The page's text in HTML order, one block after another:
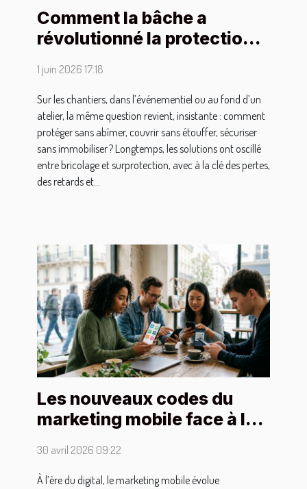
Comment la bâche a
révolutionné la protection
1 juin 2026 17:18
Sur les chantiers, dans l’événementiel ou au fond d’un
atelier, la même question revient, insistante : comment
protéger sans abîmer, couvrir sans étouffer, sécuriser
sans immobiliser ? Longtemps, les solutions ont oscillé
entre bricolage et surprotection, avec à la clé des pertes,
des retards et...
Les nouveaux codes du
marketing mobile face à la
montée des super-apps
30 avril 2026 09:22
À l’ère du digital, le marketing mobile évolue